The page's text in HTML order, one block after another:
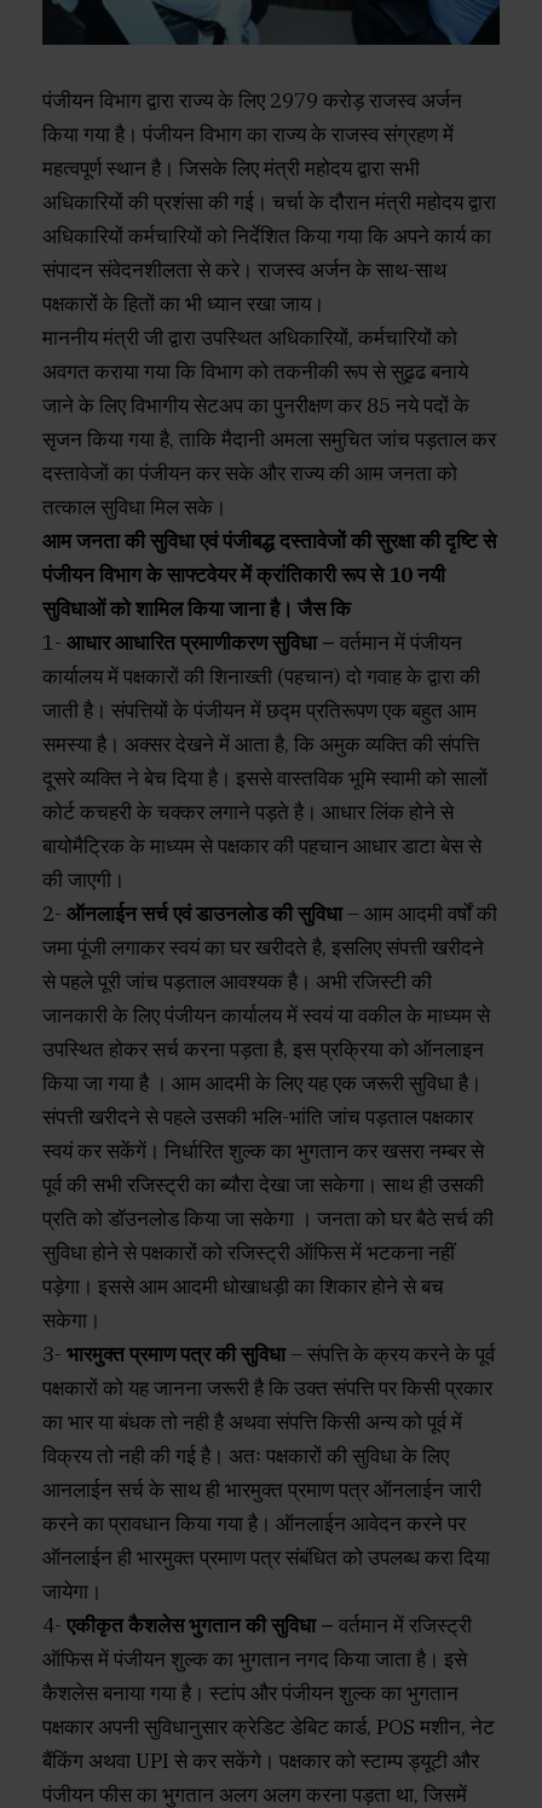
पंजीयन विभाग द्वारा राज्य के लिए 2979 करोड़ राजस्व अर्जन
किया गया है। पंजीयन विभाग का राज्य के राजस्व संग्रहण में
महत्वपूर्ण स्थान है। जिसके लिए मंत्री महोदय द्वारा सभी
अधिकारियों की प्रशंसा की गई। चर्चा के दौरान मंत्री महोदय द्वारा
अधिकारियों कर्मचारियों को निर्देशित किया गया कि अपने कार्य का
संपादन संवेदनशीलता से करे। राजस्व अर्जन के साथ-साथ
पक्षकारों के हितों का भी ध्यान रखा जाय।
माननीय मंत्री जी द्वारा उपस्थित अधिकारियों, कर्मचारियों को
अवगत कराया गया कि विभाग को तकनीकी रूप से सुढृढ बनाये
जाने के लिए विभागीय सेटअप का पुनरीक्षण कर 85 नये पदों के
सृजन किया गया है, ताकि मैदानी अमला समुचित जांच पड़ताल कर
दस्तावेजों का पंजीयन कर सके और राज्य की आम जनता को
तत्काल सुविधा मिल सके।
आम जनता की सुविधा एवं पंजीबद्ध दस्तावेजों की सुरक्षा की दृष्टि से
पंजीयन विभाग के साफ्टवेयर में क्रांतिकारी रूप से 10 नयी
सुविधाओं को शामिल किया जाना है। जैस कि
1- आधार आधारित प्रमाणीकरण सुविधा – वर्तमान में पंजीयन
कार्यालय में पक्षकारों की शिनाख्ती (पहचान) दो गवाह के द्वारा की
जाती है। संपत्तियों के पंजीयन में छद्म प्रतिरूपण एक बहुत आम
समस्या है। अक्सर देखने में आता है, कि अमुक व्यक्ति की संपत्ति
दूसरे व्यक्ति ने बेच दिया है। इससे वास्तविक भूमि स्वामी को सालों
कोर्ट कचहरी के चक्कर लगाने पड़ते है। आधार लिंक होने से
बायोमैट्रिक के माध्यम से पक्षकार की पहचान आधार डाटा बेस से
की जाएगी।
2- ऑनलाईन सर्च एवं डाउनलोड की सुविधा– आम आदमी वर्षों की
जमा पूंजी लगाकर स्वयं का घर खरीदते है, इसलिए संपत्ती खरीदने
से पहले पूरी जांच पड़ताल आवश्यक है। अभी रजिस्टी की
जानकारी के लिए पंजीयन कार्यालय में स्वयं या वकील के माध्यम से
उपस्थित होकर सर्च करना पड़ता है, इस प्रक्रिया को ऑनलाइन
किया जा गया है । आम आदमी के लिए यह एक जरूरी सुविधा है।
संपत्ती खरीदने से पहले उसकी भलि-भांति जांच पड़ताल पक्षकार
स्वयं कर सकेंगें। निर्धारित शुल्क का भुगतान कर खसरा नम्बर से
पूर्व की सभी रजिस्ट्री का ब्यौरा देखा जा सकेगा। साथ ही उसकी
प्रति को डॉउनलोड किया जा सकेगा । जनता को घर बैठे सर्च की
सुविधा होने से पक्षकारों को रजिस्ट्री ऑफिस में भटकना नहीं
पड़ेगा। इससे आम आदमी धोखाधड़ी का शिकार होने से बच
सकेगा।
3- भारमुक्त प्रमाण पत्र की सुविधा– संपत्ति के क्रय करने के पूर्व
पक्षकारों को यह जानना जरूरी है कि उक्त संपत्ति पर किसी प्रकार
का भार या बंधक तो नही है अथवा संपत्ति किसी अन्य को पूर्व में
विक्रय तो नही की गई है। अतः पक्षकारों की सुविधा के लिए
आनलाईन सर्च के साथ ही भारमुक्त प्रमाण पत्र ऑनलाईन जारी
करने का प्रावधान किया गया है। ऑनलाईन आवेदन करने पर
ऑनलाईन ही भारमुक्त प्रमाण पत्र संबंधित को उपलब्ध करा दिया
जायेगा।
4- एकीकृत कैशलेस भुगतान की सुविधा – वर्तमान में रजिस्ट्री
ऑफिस में पंजीयन शुल्क का भुगतान नगद किया जाता है। इसे
कैशलेस बनाया गया है। स्टांप और पंजीयन शुल्क का भुगतान
पक्षकार अपनी सुविधानुसार क्रेडिट डेबिट कार्ड, POS मशीन, नेट
बैंकिंग अथवा UPI से कर सकेंगे। पक्षकार को स्टाम्प ड्यूटी और
पंजीयन फीस का भुगतान अलग अलग करना पड़ता था, जिसमें